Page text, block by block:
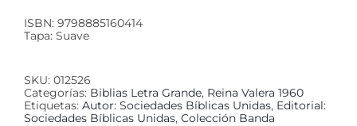
ISBN: 9798885160414
Tapa: Suave
SKU: 012526
Categorías: Biblias Letra Grande, Reina Valera 1960
Etiquetas: Autor: Sociedades Bíblicas Unidas, Editorial:
Sociedades Bíblicas Unidas, Colección Banda